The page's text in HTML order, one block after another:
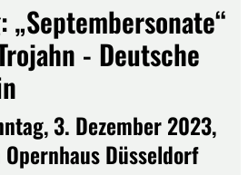
- Deutsche
3. Dezember 2023,
Düsseldorf